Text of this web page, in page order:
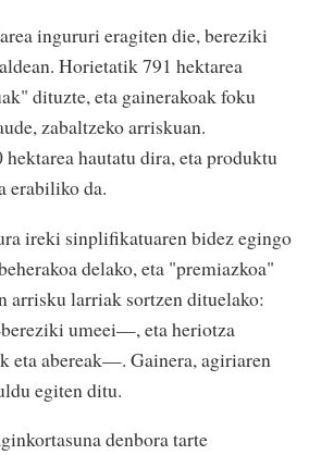
ingururi eragiten die, bereziki
Horietatik 791 hektarea
dituzte, eta gainerakoak foku
zabaltzeko arriskuan.
hautatu dira, eta produktu
erabiliko da.
ireki sinplifikatuaren bidez egingo
delako, eta "premiazkoa"
arrisku larriak sortzen dituelako:
umeei—, eta heriotza
abereak—. Gainera, agiriaren
egiten ditu.
denbora tarte